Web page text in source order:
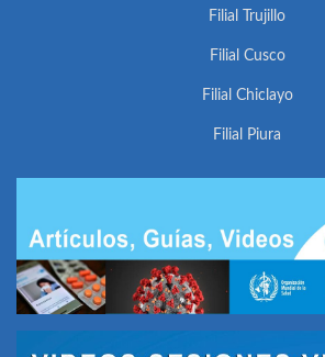
Filial Trujillo
Filial Cusco
Filial Chiclayo
Filial Piura